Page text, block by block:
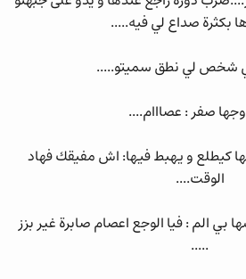
بكثرة صداع لي فيه.....
شخص لي نطق سميتو.....
وجها صفر : عصااام....
كيطلع و يهبط فيها: اش مفيقك فهاد
الوقت....
بي الم : فيا الوجع اعصام صابرة غير بزز
.....